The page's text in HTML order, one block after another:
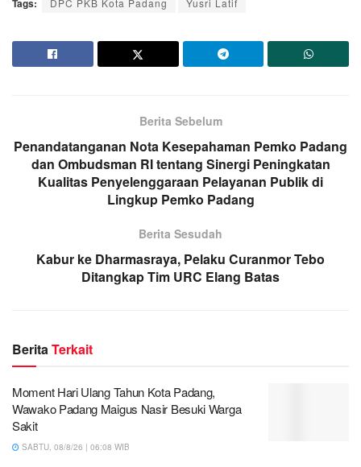
Tags: DPC PKB Kota Padang Yusri Latif
Berita Sebelum
Penandatanganan Nota Kesepahaman Pemko Padang
dan Ombudsman RI tentang Sinergi Peningkatan
Kualitas Penyelenggaraan Pelayanan Publik di
Lingkup Pemko Padang
Berita Sesudah
Kabur ke Dharmasraya, Pelaku Curanmor Tebo
Ditangkap Tim URC Elang Batas
BeritaTerkait
Moment Hari Ulang Tahun Kota Padang,
Wawako Padang Maigus Nasir Besuki Warga
Sakit
SABTU, 08/8/26 | 06:08 WIB